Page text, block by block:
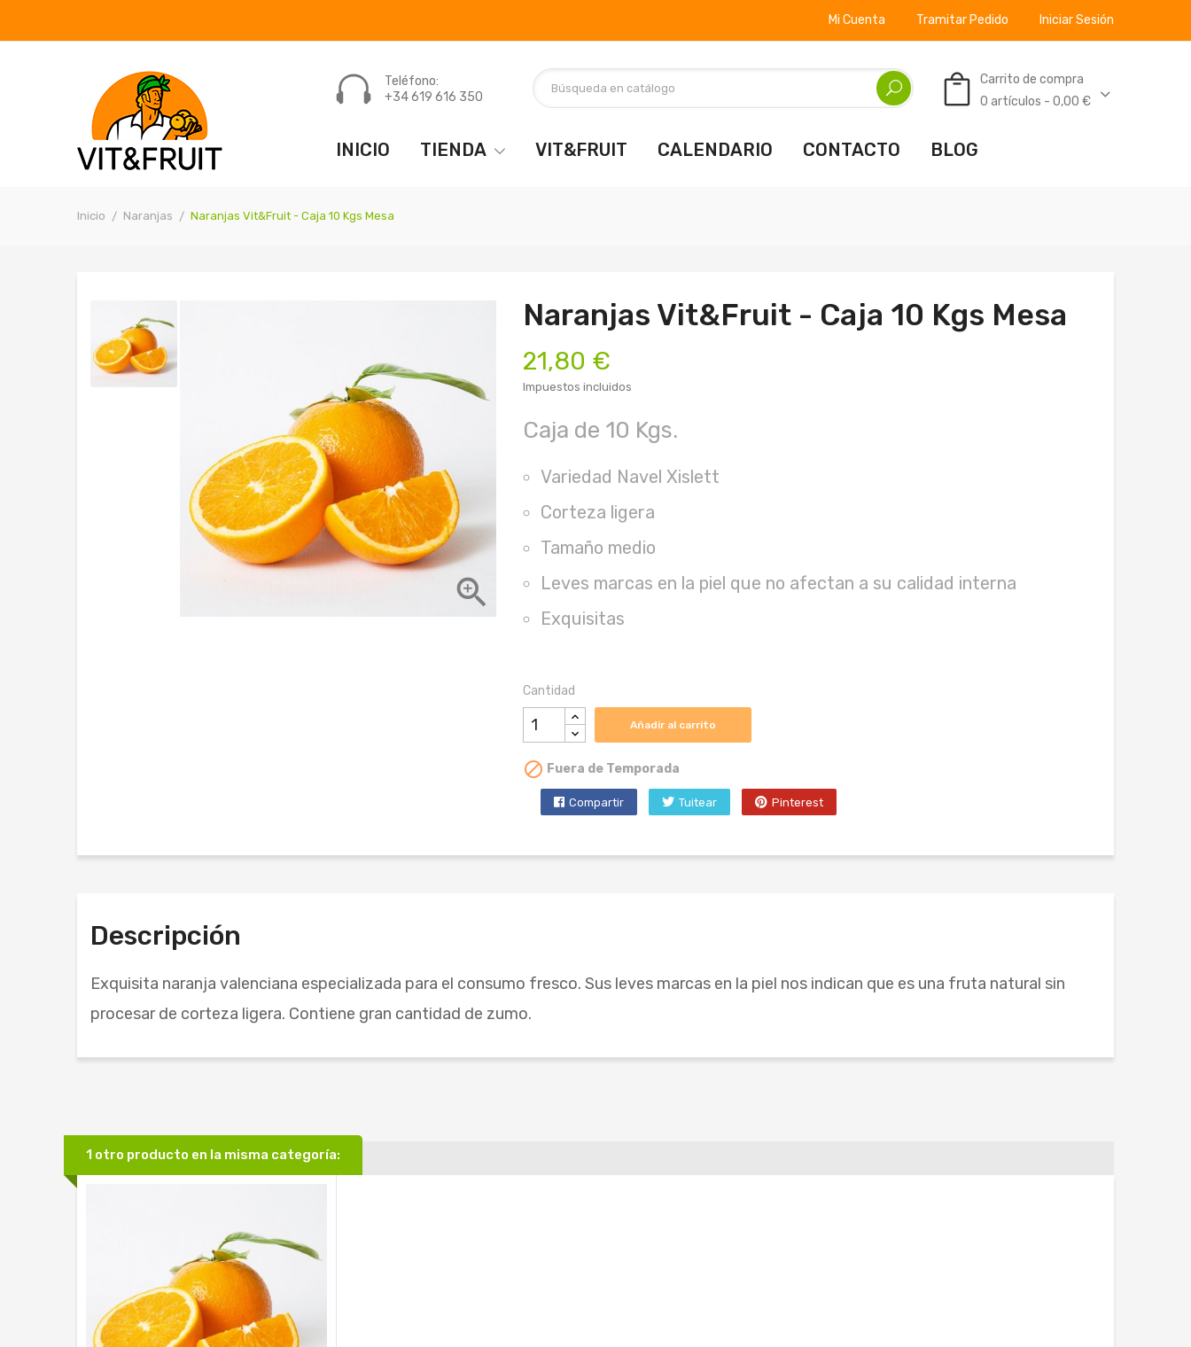
Mi Cuenta Tramitar Pedido Iniciar Sesión
Carrito de compra
0 artículos - 0,00 €
Teléfono:
+34 619 616 350
INICIO TIENDA VIT&FRUIT CALENDARIO CONTACTO BLOG
Inicio Naranjas Naranjas Vit&Fruit - Caja 10 Kgs Mesa

Naranjas Vit&Fruit - Caja 10 Kgs Mesa
21,80 €
Impuestos incluidos
Caja de 10 Kgs.
Variedad Navel Xislett
Corteza ligera
Tamaño medio
Leves marcas en la piel que no afectan a su calidad interna
Exquisitas
Cantidad
Añadir al carrito
 Fuera de Temporada
Compartir Tuitear Pinterest
Descripción
Exquisita naranja valenciana especializada para el consumo fresco. Sus leves marcas en la piel nos indican que es una fruta natural sin
procesar de corteza ligera. Contiene gran cantidad de zumo.
1 otro producto en la misma categoría: